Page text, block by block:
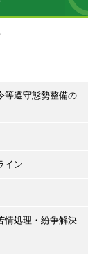
等遵守態勢整備の
イン
情処理・紛争解決